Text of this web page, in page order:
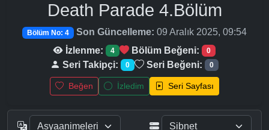
Death Parade 4.Bölüm
Bölüm No: 4 Son Güncelleme: 09 Aralık 2025, 09:54
İzlenme:
4 Bölüm Beğeni: 0
Seri Takipçi: 0 Seri Beğeni: 0
Beğen İzledim Seri Sayfası